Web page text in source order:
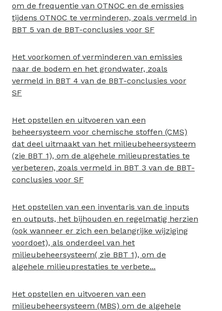
om de frequentie van OTNOC en de emissies
tijdens OTNOC te verminderen, zoals vermeld in
BBT 5 van de BBT-conclusies voor SF
Het voorkomen of verminderen van emissies
naar de bodem en het grondwater, zoals
vermeld in BBT 4 van de BBT-conclusies voor
SF
Het opstellen en uitvoeren van een
beheersysteem voor chemische stoffen (CMS)
dat deel uitmaakt van het milieubeheersysteem
(zie BBT 1), om de algehele milieuprestaties te
verbeteren, zoals vermeld in BBT 3 van de BBT-
conclusies voor SF
Het opstellen van een inventaris van de inputs
en outputs, het bijhouden en regelmatig herzien
(ook wanneer er zich een belangrijke wijziging
voordoet), als onderdeel van het
milieubeheersysteem( zie BBT 1), om de
algehele milieuprestaties te verbete...
Het opstellen en uitvoeren van een
milieubeheersysteem (MBS) om de algehele